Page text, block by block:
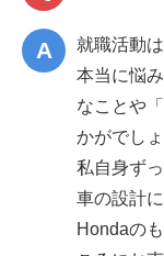
就職活動
本当に悩
なことや
かがでしょ
私自身ず
車の設計
Hondaの